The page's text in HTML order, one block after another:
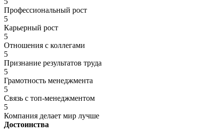
Профессиональный рост
5
Карьерный рост
5
Отношения с коллегами
5
Признание результатов труда
5
Грамотность менеджмента
5
Связь с топ-менеджментом
5
Компания делает мир лучше
Достоинства